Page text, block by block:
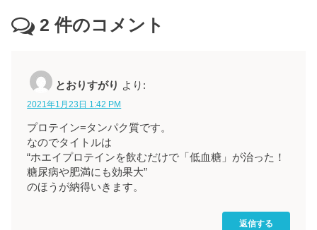
2 件のコメント
とおりすがり より:
2021年1月23日 1:42 PM
プロテイン=タンパク質です。
なのでタイトルは
“ホエイプロテインを飲むだけで「低血糖」が治った！
糖尿病や肥満にも効果大”
のほうが納得いきます。
返信する